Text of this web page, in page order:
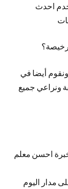
احدث
رخيصة؟
أيضا في
ونراعي جميع
احسن معلم
مدار اليوم